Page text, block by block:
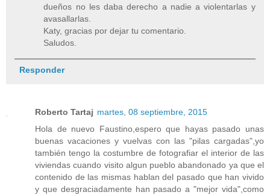
dueños no les daba derecho a nadie a violentarlas y
avasallarlas.
Katy, gracias por dejar tu comentario.
Saludos.
Responder
Roberto Tartaj martes, 08 septiembre, 2015
Hola de nuevo Faustino,espero que hayas pasado unas
buenas vacaciones y vuelvas con las "pilas cargadas",yo
también tengo la costumbre de fotografiar el interior de las
viviendas cuando visito algun pueblo abandonado ya que el
contenido de las mismas hablan del pasado que han vivido
y que desgraciadamente han pasado a "mejor vida",como